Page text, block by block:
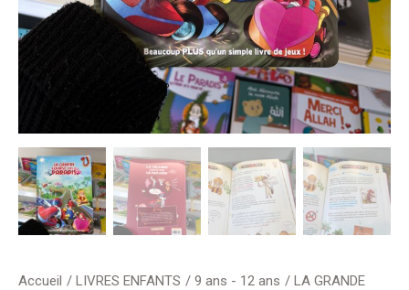
Accueil LIVRES ENFANTS 9 ans - 12 ans
LA GRANDE